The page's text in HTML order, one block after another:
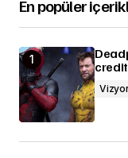
En popüler